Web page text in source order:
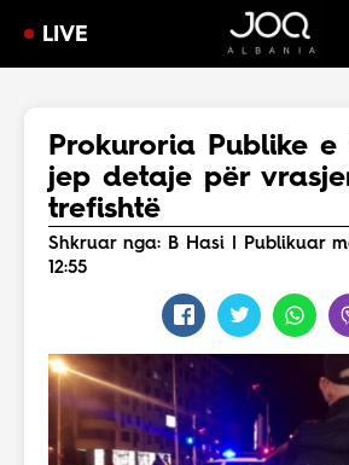
LIVE
Prokuroria Publike e
jep detaje për
trefishtë
Shkruar nga: B Hasi | Publikuar
12:55